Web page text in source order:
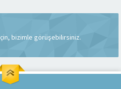
bulabileceğiniz birçok
yapmaktadır. Bu makalede,
mobilya alan yerler hakkında...
bizimle görüşebilirsiniz.
Cevap Yaz